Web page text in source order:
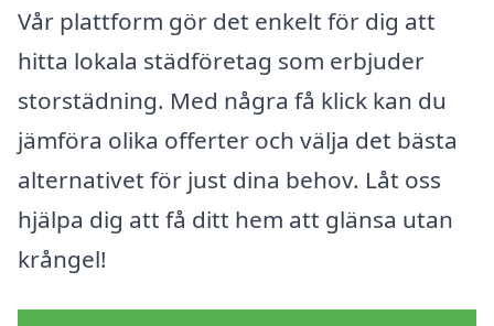
Vår plattform gör det enkelt för dig att
hitta lokala städföretag som erbjuder
storstädning. Med några få klick kan du
jämföra olika offerter och välja det bästa
alternativet för just dina behov. Låt oss
hjälpa dig att få ditt hem att glänsa utan
krångel!